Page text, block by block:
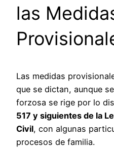
las
Las medidas
que se dictan, aunque
forzosa se rige por lo
517 y siguientes de la
Civil, con algunas
procesos de familia.